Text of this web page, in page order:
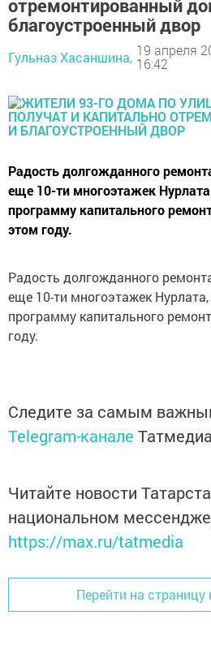
отремонтированный
благоустроенный двор
Гульназ Хасаншина, 19 апреля
16:42
Радость долгожданного
еще 10-ти многоэтажек
программу капитального
этом году.
Радость долгожданного
еще 10-ти многоэтажек
программу капитального
году.
Следите за самым
Telegram-канале Татмедиа
Читайте новости
национальном
https://max.ru/tatmedia
Перейти на страницу